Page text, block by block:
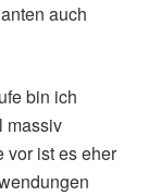
auch
bin ich
massiv
vor ist es eher